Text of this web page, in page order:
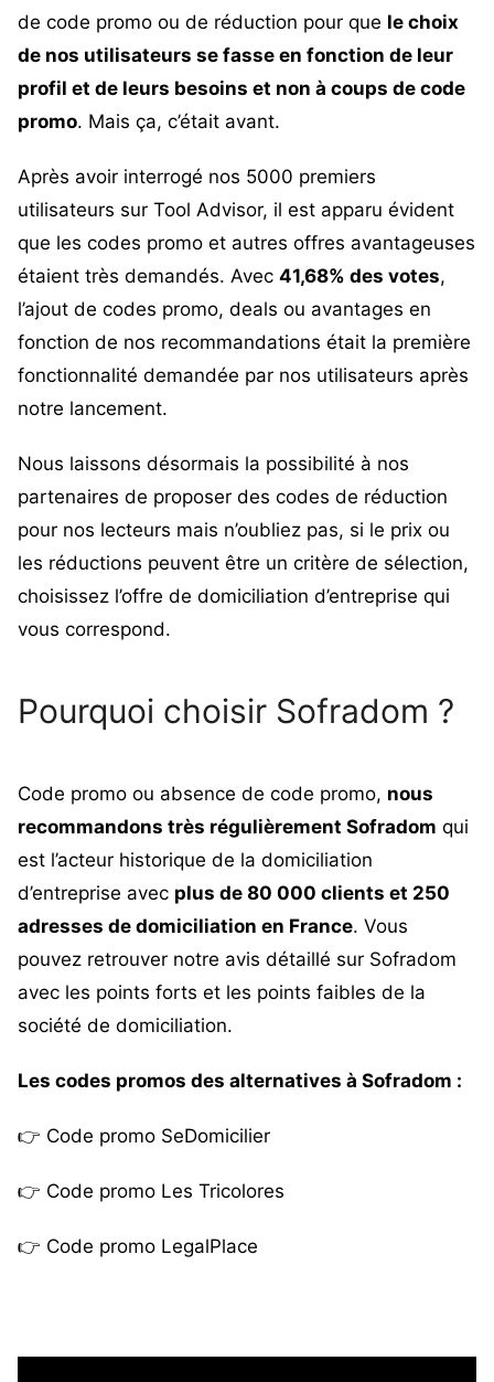
de code promo ou de réduction pour que le choix
de nos utilisateurs se fasse en fonction de leur
profil et de leurs besoins et non à coups de code
promo. Mais ça, c’était avant.
Après avoir interrogé nos 5000 premiers
utilisateurs sur Tool Advisor, il est apparu évident
que les codes promo et autres offres avantageuses
étaient très demandés. Avec 41,68% des votes,
l’ajout de codes promo, deals ou avantages en
fonction de nos recommandations était la première
fonctionnalité demandée par nos utilisateurs après
notre lancement.
Nous laissons désormais la possibilité à nos
partenaires de proposer des codes de réduction
pour nos lecteurs mais n’oubliez pas, si le prix ou
les réductions peuvent être un critère de sélection,
choisissez l’offre de domiciliation d’entreprise qui
vous correspond.
Pourquoi choisir Sofradom ?
Code promo ou absence de code promo, nous
recommandons très régulièrement Sofradom qui
est l’acteur historique de la domiciliation
d’entreprise avec plus de 80 000 clients et 250
adresses de domiciliation en France. Vous
pouvez retrouver notre avis détaillé sur Sofradom
avec les points forts et les points faibles de la
société de domiciliation.
Les codes promos des alternatives à Sofradom :
👉 Code promo SeDomicilier
👉 Code promo Les Tricolores
👉 Code promo LegalPlace